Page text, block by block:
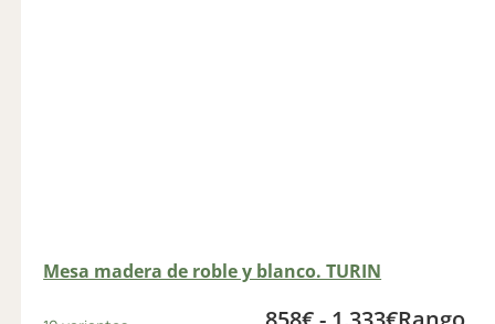
Mesa madera de roble y blanco. TURIN